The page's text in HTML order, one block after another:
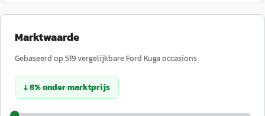
Marktwaarde
Gebaseerd op 519vergelijkbareFord Kugaoccasions
↓6%ondermarktprijs